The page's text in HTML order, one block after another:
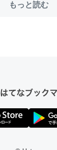
と僕。ITツール
数にすると1週
と僕。ITツール
もっと読む